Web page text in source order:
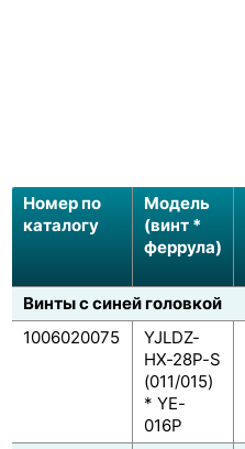
Номер по
каталогу
Модель
(винт *
феррула)
Винты с синей головкой
1006020075
YJLDZ-
HX-28P-S
(011/015)
* YE-
016P